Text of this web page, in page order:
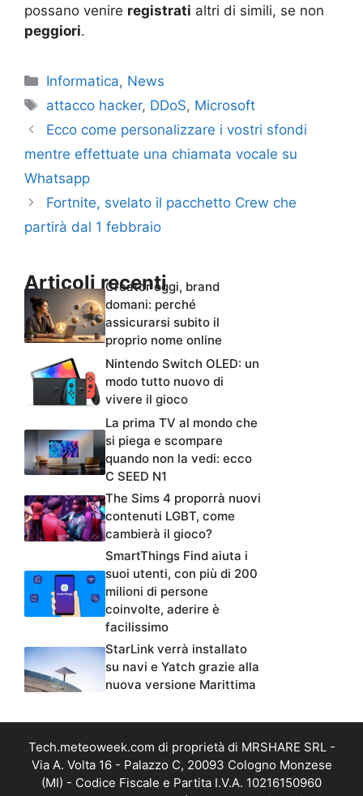
possano venire registrati altri di simili, se non
peggiori.
Categorie
Informatica, News
Tag
attacco hacker, DDoS, Microsoft
Ecco come personalizzare i vostri sfondi
mentre effettuate una chiamata vocale su
Whatsapp
Fortnite, svelato il pacchetto Crew che
partirà dal 1 febbraio
Articoli recenti
Creator oggi, brand
domani: perché
assicurarsi subito il
proprio nome online
Nintendo Switch OLED: un
modo tutto nuovo di
vivere il gioco
La prima TV al mondo che
si piega e scompare
quando non la vedi: ecco
C SEED N1
The Sims 4 proporrà nuovi
contenuti LGBT, come
cambierà il gioco?
SmartThings Find aiuta i
suoi utenti, con più di 200
milioni di persone
coinvolte, aderire è
facilissimo
StarLink verrà installato
su navi e Yatch grazie alla
nuova versione Marittima
Tech.meteoweek.com di proprietà di MRSHARE SRL -
Via A. Volta 16 - Palazzo C, 20093 Cologno Monzese
(MI) - Codice Fiscale e Partita I.V.A. 10216150960